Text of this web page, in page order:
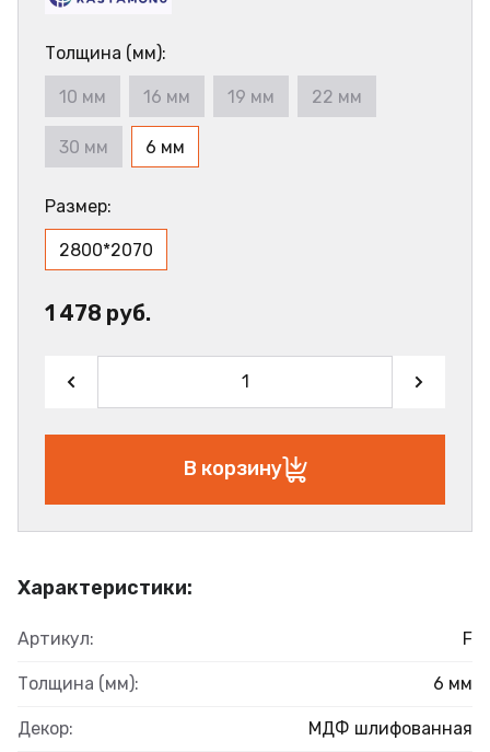
Характеристики:
Артикул: F
Толщина (мм): 6 мм
Декор: МДФ шлифованная
Толщина (мм):
10 мм 16 мм 19 мм 22 мм
30 мм 6 мм
Размер:
2800*2070
1 478 руб.
В корзину